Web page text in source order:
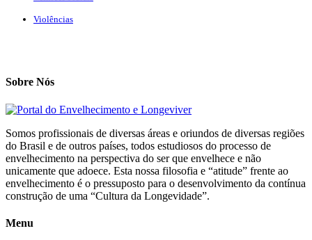
Violências
Sobre Nós
Somos profissionais de diversas áreas e oriundos de diversas regiões
do Brasil e de outros países, todos estudiosos do processo de
envelhecimento na perspectiva do ser que envelhece e não
unicamente que adoece. Esta nossa filosofia e “atitude” frente ao
envelhecimento é o pressuposto para o desenvolvimento da contínua
construção de uma “Cultura da Longevidade”.
Menu